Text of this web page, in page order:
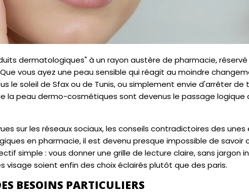
dermatologiques" à un rayon austère de pharmacie,
vous ayez une peau sensible qui réagit au moindre
le soleil de Sfax ou de Tunis, ou simplement envie d'arrêter de
la peau dermo-cosmétiques sont devenus le passage logique
sur les réseaux sociaux, les conseils contradictoires des unes
en pharmacie, il est devenu presque impossible de savoir
simple : vous donner une grille de lecture claire, sans jargon
soient enfin des choix éclairés plutôt que des paris.
BESOINS PARTICULIERS